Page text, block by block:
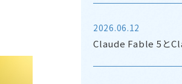
2026.06.12
Claude Fable 5と